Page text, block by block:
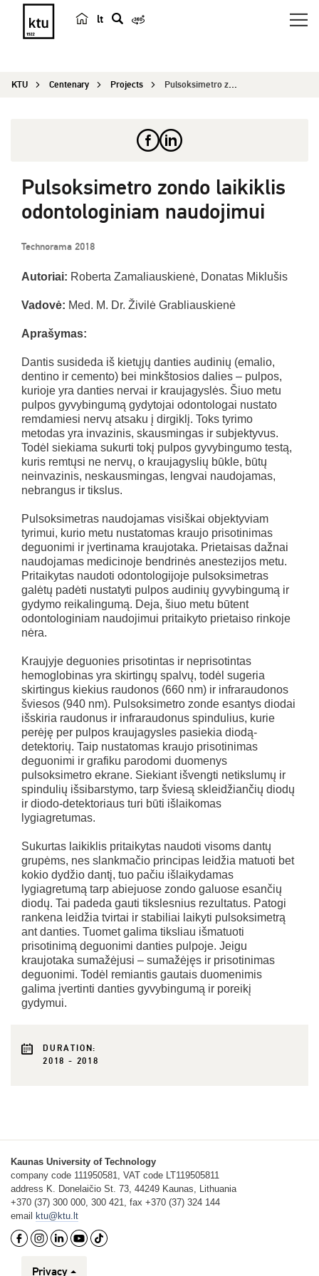
lt
KTU Centenary Projects Pulsoksimetro zondo laikiklis odontologiniam nau...
Pulsoksimetro zondo laikiklis
odontologiniam naudojimui
Technorama 2018
Autoriai: Roberta Zamaliauskienė, Donatas Miklušis
Vadovė: Med. M. Dr. Živilė Grabliauskienė
Aprašymas:
Dantis susideda iš kietųjų danties audinių (emalio,
dentino ir cemento) bei minkštosios dalies – pulpos,
kurioje yra danties nervai ir kraujagyslės. Šiuo metu
pulpos gyvybingumą gydytojai odontologai nustato
remdamiesi nervų atsaku į dirgiklį. Toks tyrimo
metodas yra invazinis, skausmingas ir subjektyvus.
Todėl siekiama sukurti tokį pulpos gyvybingumo testą,
kuris remtųsi ne nervų, o kraujagyslių būkle, būtų
neinvazinis, neskausmingas, lengvai naudojamas,
nebrangus ir tikslus.
Pulsoksimetras naudojamas visiškai objektyviam
tyrimui, kurio metu nustatomas kraujo prisotinimas
deguonimi ir įvertinama kraujotaka. Prietaisas dažnai
naudojamas medicinoje bendrinės anestezijos metu.
Pritaikytas naudoti odontologijoje pulsoksimetras
galėtų padėti nustatyti pulpos audinių gyvybingumą ir
gydymo reikalingumą. Deja, šiuo metu būtent
odontologiniam naudojimui pritaikyto prietaiso rinkoje
nėra.
Kraujyje deguonies prisotintas ir neprisotintas
hemoglobinas yra skirtingų spalvų, todėl sugeria
skirtingus kiekius raudonos (660 nm) ir infraraudonos
šviesos (940 nm). Pulsoksimetro zonde esantys diodai
išskiria raudonus ir infraraudonus spindulius, kurie
perėję per pulpos kraujagysles pasiekia diodą-
detektorių. Taip nustatomas kraujo prisotinimas
deguonimi ir grafiku parodomi duomenys
pulsoksimetro ekrane. Siekiant išvengti netikslumų ir
spindulių išsibarstymo, tarp šviesą skleidžiančių diodų
ir diodo-detektoriaus turi būti išlaikomas
lygiagretumas.
Sukurtas laikiklis pritaikytas naudoti visoms dantų
grupėms, nes slankmačio principas leidžia matuoti bet
kokio dydžio dantį, tuo pačiu išlaikydamas
lygiagretumą tarp abiejuose zondo galuose esančių
diodų. Tai padeda gauti tikslesnius rezultatus. Patogi
rankena leidžia tvirtai ir stabiliai laikyti pulsoksimetrą
ant danties. Tuomet galima tiksliau išmatuoti
prisotinimą deguonimi danties pulpoje. Jeigu
kraujotaka sumažėjusi ‒ sumažėjęs ir prisotinimas
deguonimi. Todėl remiantis gautais duomenimis
galima įvertinti danties gyvybingumą ir poreikį
gydymui.
DURATION:
2018 - 2018
Kaunas University of Technology
company code 111950581, VAT code LT119505811
address K. Donelaičio St. 73, 44249 Kaunas, Lithuania
+370 (37) 300 000, 300 421, fax +370 (37) 324 144
email
ktu@ktu.lt
Privacy